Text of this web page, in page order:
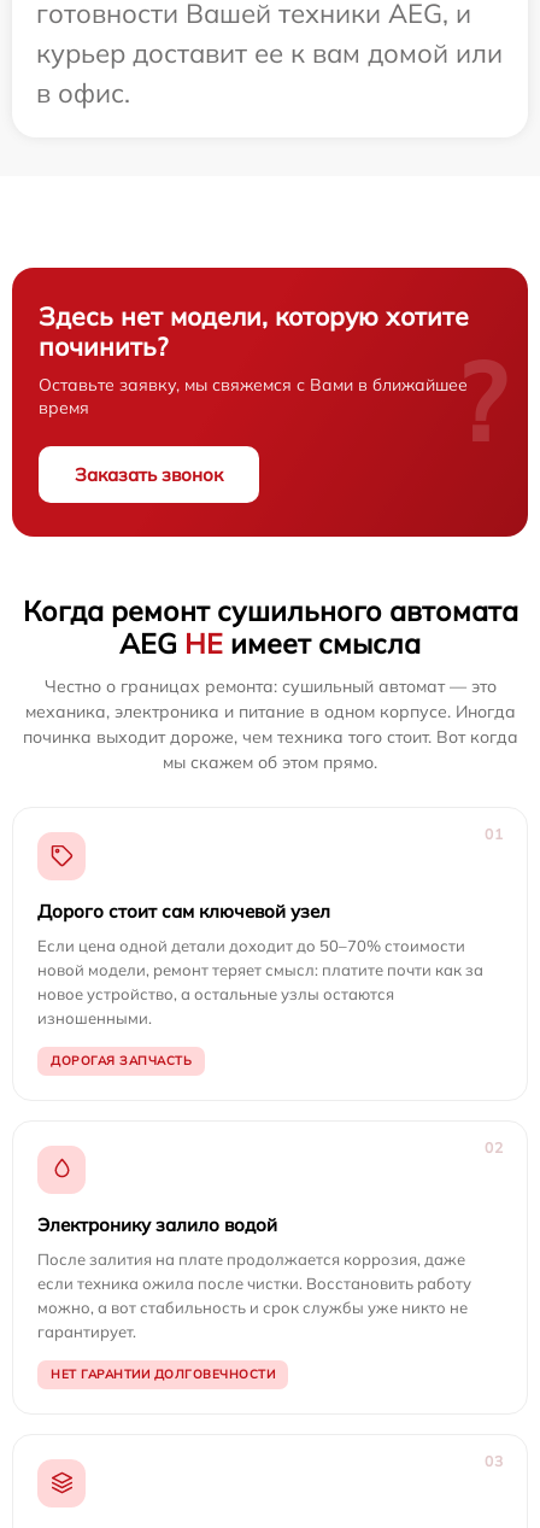
готовности Вашей техники AEG, и
курьер доставит ее к вам домой или
в офис.
Здесь нет модели, которую хотите
починить?
Оставьте заявку, мы свяжемся с Вами в ближайшее
время
Заказать звонок
?
Когда ремонт сушильного автомата
AEG НЕ имеет смысла
Честно о границах ремонта: сушильный автомат — это
механика, электроника и питание в одном корпусе. Иногда
починка выходит дороже, чем техника того стоит. Вот когда
мы скажем об этом прямо.
01
Дорого стоит сам ключевой узел
Если цена одной детали доходит до 50–70% стоимости
новой модели, ремонт теряет смысл: платите почти как за
новое устройство, а остальные узлы остаются
изношенными.
ДОРОГАЯ ЗАПЧАСТЬ
02
Электронику залило водой
После залития на плате продолжается коррозия, даже
если техника ожила после чистки. Восстановить работу
можно, а вот стабильность и срок службы уже никто не
гарантирует.
НЕТ ГАРАНТИИ ДОЛГОВЕЧНОСТИ
03